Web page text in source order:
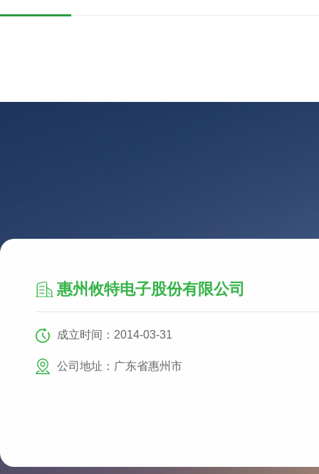
惠州攸特电子股份有限公司
成立时间：2014-03-31
公司地址：广东省惠州市